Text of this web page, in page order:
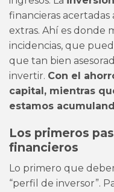
financieras acertadas
extras. Ahí es donde
incidencias, que
que tan bien
invertir. Con el
capital, mientras
estamos
Los primeros
financieros
Lo primero que
“perfil de inversor”.